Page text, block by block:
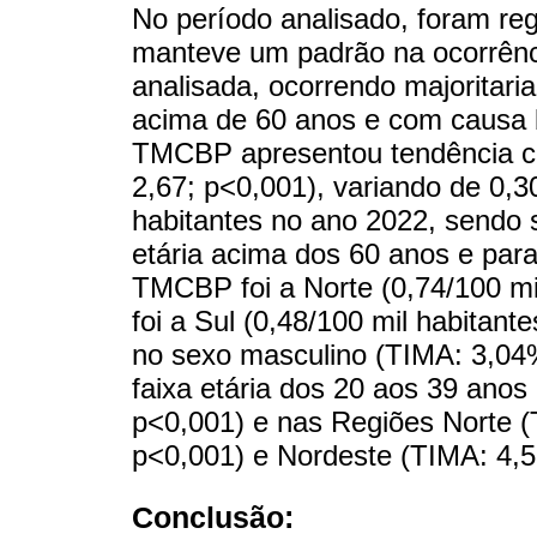
No período analisado, foram
manteve um padrão na
analisada, ocorrendo
acima de 60 anos e com
TMCBP apresentou tendência
2,67; p<0,001), variando de
habitantes no ano 2022,
etária acima dos 60 anos e
TMCBP foi a Norte (0,74/100
foi a Sul (0,48/100 mil
no sexo masculino (TIMA:
faixa etária dos 20 aos 39
p<0,001) e nas Regiões Norte
p<0,001) e Nordeste (TIMA:
Conclusão: